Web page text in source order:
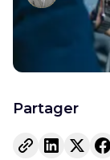
Partager